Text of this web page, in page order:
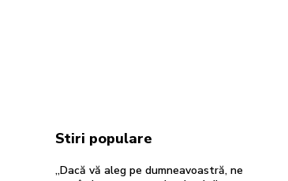
Stiri populare
„Dacă vă aleg pe dumneavoastră, ne